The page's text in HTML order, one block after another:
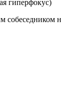
гиперфокус)
собеседником